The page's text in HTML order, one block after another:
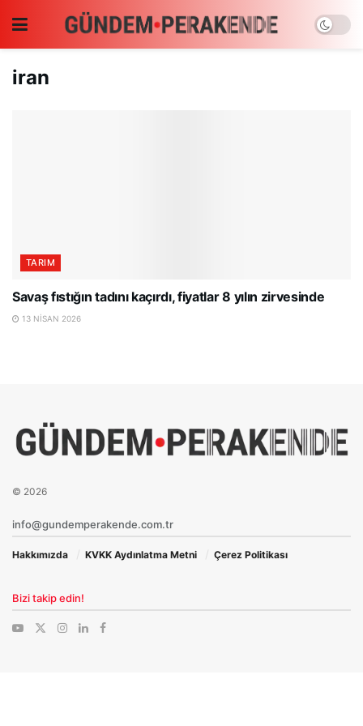
iran
TARIM
Savaş fıstığın tadını kaçırdı, fiyatlar 8 yılın zirvesinde
13 NISAN 2026
© 2026
info@gundemperakende.com.tr
Hakkımızda KVKK Aydınlatma Metni Çerez Politikası
Bizi takip edin!